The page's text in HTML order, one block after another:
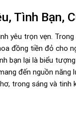
Tình Bạn,
yêu trọn vẹn.
đồng tiền đỏ cho
bạn lại là biểu
đến nguồn
trong sáng và tinh